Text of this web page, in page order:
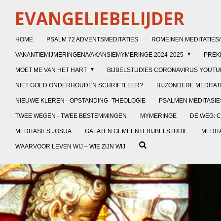
direct
naar
hoofdinhoud
EVANGELIEBELIJDER
HOME PSALM 72 ADVENTSMEDITATIES ROMEINEN
VAKANTIEMIJMERINGEN/VAKANSIEMYMERINGE 2024-2025
MOET ME VAN HET HART BIJBELSTUDIES CORONAVIRUS
NIET GOED ONDERHOUDEN SCHRIFTLEER? BIJZONDERE
NIEUWE KLEREN - OPSTANDING -THEOLOGIE PSALMEN
TWEE WEGEN - TWEE BESTEMMINGEN MYMERINGE DE WEG:
MEDITASIES JOSUA GALATEN GEMEENTEBIJBELSTUDIE
WAARVOOR LEVEN WIJ – WIE ZIJN WIJ